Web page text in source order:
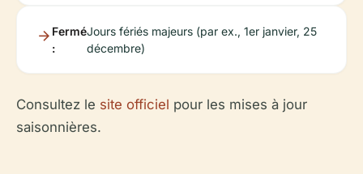
Fermé
:
Jours fériés majeurs (par ex., 1er janvier, 25
décembre)
Consultez le site officiel pour les mises à jour
saisonnières.